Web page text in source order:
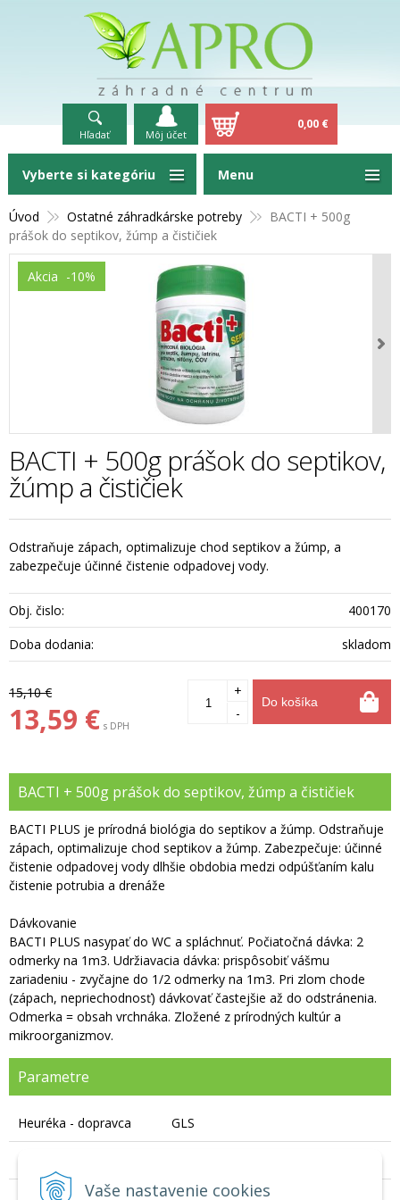
Vaše nastavenie cookies
Hľadať Môj účet
0,00 €
Úvod Ostatné záhradkárske potreby
BACTI + 500g
prášok do septikov, žúmp a čističiek
Akcia -10%
BACTI + 500g prášok do septikov,
žúmp a čističiek
Odstraňuje zápach, optimalizuje chod septikov a žúmp, a
zabezpečuje účinné čistenie odpadovej vody.
Obj. čislo:
400170
Doba dodania:
skladom
15,10 €
13,59 € s DPH
Do košíka
+
-
BACTI + 500g prášok do septikov, žúmp a čističiek
BACTI PLUS je prírodná biológia do septikov a žúmp. Odstraňuje
zápach, optimalizuje chod septikov a žúmp. Zabezpečuje: účinné
čistenie odpadovej vody dlhšie obdobia medzi odpúšťaním kalu
čistenie potrubia a drenáže
Dávkovanie
BACTI PLUS nasypať do WC a spláchnuť. Počiatočná dávka: 2
odmerky na 1m3. Udržiavacia dávka: prispôsobiť vášmu
zariadeniu - zvyčajne do 1/2 odmerky na 1m3. Pri zlom chode
(zápach, nepriechodnosť) dávkovať častejšie až do odstránenia.
Odmerka = obsah vrchnáka. Zložené z prírodných kultúr a
mikroorganizmov.
Parametre
Heuréka - dopravca GLS
Vyberte si kategóriu Menu